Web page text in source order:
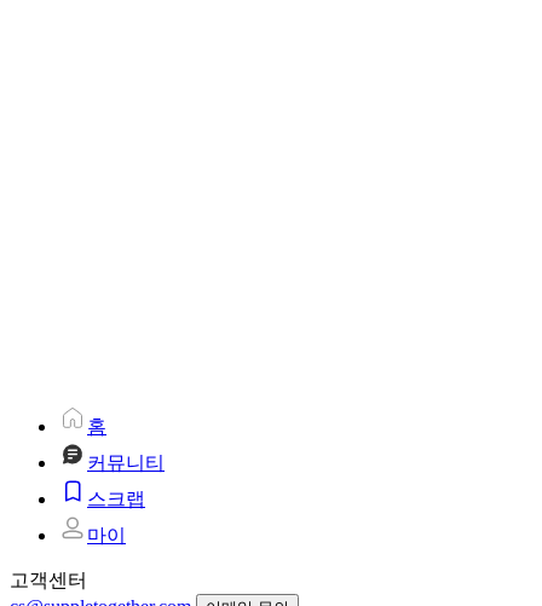
홈
커뮤니티
스크랩
마이
고객센터